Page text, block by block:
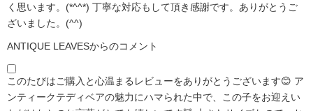
く思います。(*^^*) 丁寧な対応もして頂き感謝です。ありがとうご
ざいました。(^^)
ANTIQUE LEAVESからのコメント
このたびはご購入と心温まるレビューをありがとうございます😊 ア
ンティークテディベアの魅力にハマられた中で、この子をお迎えい